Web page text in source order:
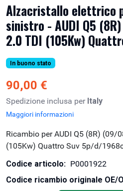
Alzacristallo elettrico
sinistro - AUDI Q5
2.0 TDI (105Kw)
In buono stato
90,00 €
Spedizione inclusa per Italy
Maggiori informazioni
Ricambio per AUDI Q5 (8R) (09/
(105Kw) Quattro Suv 5p/d/
Codice articolo: P0001922
Codice ricambio originale OE/